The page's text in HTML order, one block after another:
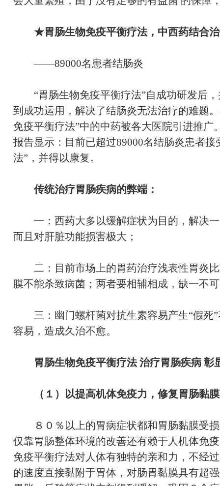
★胃肠生物免疫平衡疗法，中西药结合
——89000名患者结肠炎
“胃肠生物免疫平衡疗法”自成功研发后，
到成功运用，解决了结肠炎无法治疗的难题
免疫平衡疗法”中的中药被各大医院引进推广
报告显示：目前已超过89000名结肠炎患者
法”，并得以康复。
传统治疗胃肠疾病的弊端：
一：西药大多以缓解症状为目的，解决一
而且对肝脏功能损害极大；
二：目前市场上的胃药治疗浅表性胃炎比
膜不能杀致病菌；两者要相辅相成，缺一不
三：幽门螺杆菌对抗生素容易产生“假死”
容易，造成久治不愈。
胃肠生物免疫平衡疗法 治疗胃肠疾病 彰
（１）以提高机体免疫力，修复胃肠黏
８０％以上的胃病症状都和胃肠黏膜受损
仅靠胃肠整体环境的改善还有赖于人机体免
免疫平衡疗法对人体有独特的亲和力，不经
的速度直接黏附于胃体，对肠胃黏膜具有超